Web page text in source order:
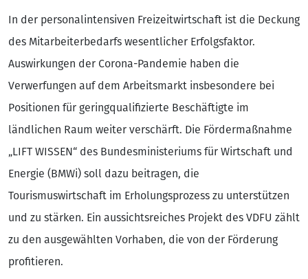
In der personalintensiven Freizeitwirtschaft ist die Deckung
des Mitarbeiterbedarfs wesentlicher Erfolgsfaktor.
Auswirkungen der Corona-Pandemie haben die
Verwerfungen auf dem Arbeitsmarkt insbesondere bei
Positionen für geringqualifizierte Beschäftigte im
ländlichen Raum weiter verschärft. Die Fördermaßnahme
„LIFT WISSEN“ des Bundesministeriums für Wirtschaft und
Energie (BMWi) soll dazu beitragen, die
Tourismuswirtschaft im Erholungsprozess zu unterstützen
und zu stärken. Ein aussichtsreiches Projekt des VDFU zählt
zu den ausgewählten Vorhaben, die von der Förderung
profitieren.